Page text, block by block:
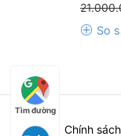
0
out
of
5
So
Chính
Tìm đường